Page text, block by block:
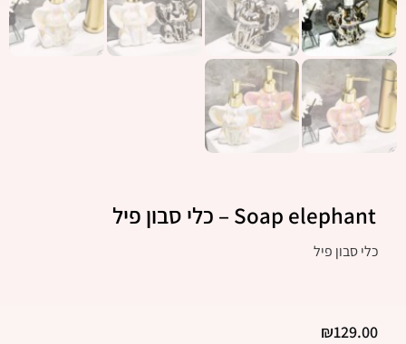
Soap elephant – כלי סבון פיל
כלי סבון פיל
₪129.00